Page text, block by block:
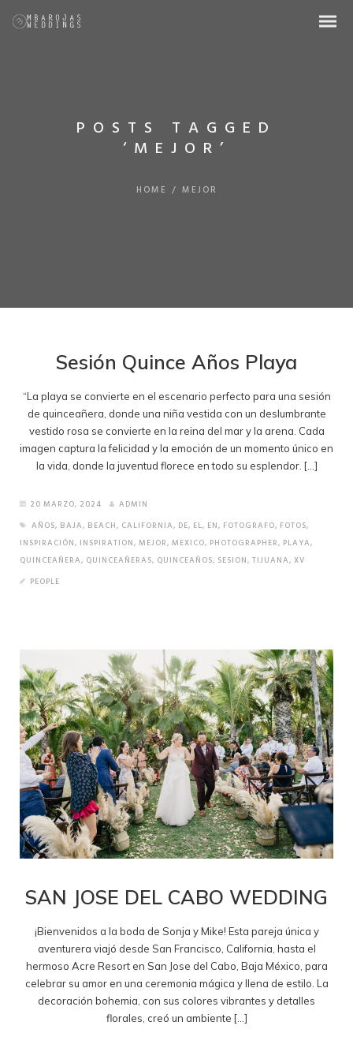
POSTS TAGGED
‘MEJOR’
HOME / MEJOR
Sesión Quince Años Playa
“La playa se convierte en el escenario perfecto para una sesión
de quinceañera, donde una niña vestida con un deslumbrante
vestido rosa se convierte en la reina del mar y la arena. Cada
imagen captura la felicidad y la emoción de un momento único en
la vida, donde la juventud florece en todo su esplendor. […]
20 MARZO, 2024
ADMIN
AÑOS, BAJA, BEACH, CALIFORNIA, DE, EL, EN, FOTOGRAFO, FOTOS,
INSPIRACIÓN, INSPIRATION, MEJOR, MEXICO, PHOTOGRAPHER, PLAYA,
QUINCEAÑERA, QUINCEAÑERAS, QUINCEAÑOS, SESION, TIJUANA, XV
PEOPLE
SAN JOSE DEL CABO WEDDING
¡Bienvenidos a la boda de Sonja y Mike! Esta pareja única y
aventurera viajó desde San Francisco, California, hasta el
hermoso Acre Resort en San Jose del Cabo, Baja México, para
celebrar su amor en una ceremonia mágica y llena de estilo. La
decoración bohemia, con sus colores vibrantes y detalles
florales, creó un ambiente […]